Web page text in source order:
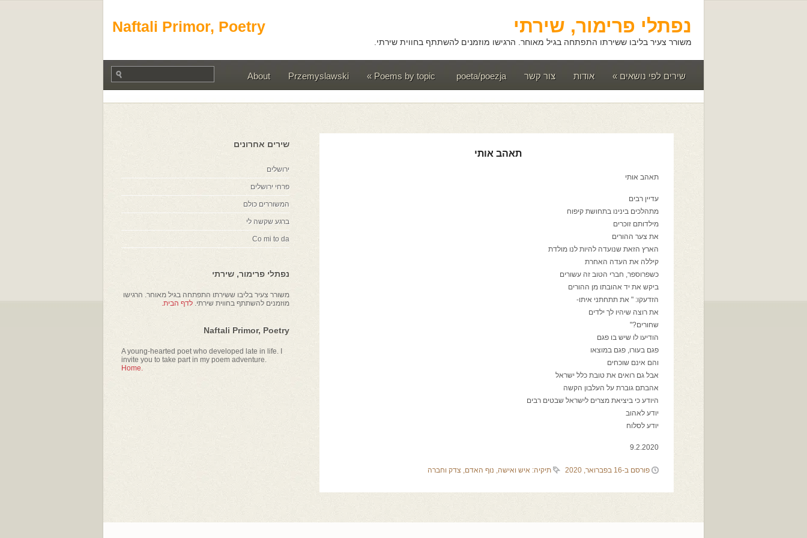
Naftali Primor, Poetry נפתלי פרימור, שירתי
משורר צעיר בליבו ששירתו התפתחה בגיל מאוחר. הרגישו מוזמנים להשתתף בחווית שירתי.
שירים לפי נושאים » אודות צור קשר poeta/poezja
Poems by topic
»
Przemyslawski
About
תאהב אותי
תאהב אותי
עדיין רבים
מתהלכים בינינו בתחושת קיפוח
מילדותם זוכרים
את צער ההורים
הארץ הזאת שנועדה להיות לנו מולדת
קיללה את העדה האחרת
כשפרוספר, חברי הטוב זה עשורים
ביקש את יד אהובתו מן ההורים
הזדעקו: " את תתחתני איתו-
את רוצה שיהיו לך ילדים
שחורים?"
הודיעו לו שיש בו פגם
פגם בעורו, פגם במוצאו
והם אינם שוכחים
אבל גם רואים את טובת כלל ישראל
אהבתם גוברת על העלבון הקשה
היודע כי ביציאת מצרים לישראל שבטים רבים
יודע לאהוב
יודע לסלוח
9.2.2020
פורסם ב-16 בפברואר, 2020 תיקיה: איש ואישה, נוף האדם, צדק וחברה
שירים אחרונים
ירושלים
פרחי ירושלים
המשוררים כולם
ברגע שקשה לי
Co mi to da
נפתלי פרימור, שירתי
משורר צעיר בליבו ששירתו התפתחה בגיל מאוחר. הרגישו
מוזמנים להשתתף בחווית שירתי. לדף הבית.
Naftali Primor, Poetry
A young-hearted poet who developed late in life. I
invite you to take part in my poem adventure.
Home.